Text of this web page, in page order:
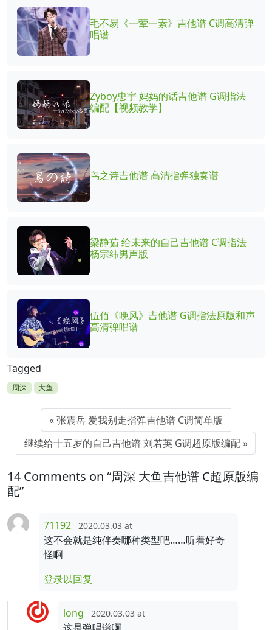
毛不易《一荤一素》吉他谱 C调高清弹
唱谱
Zyboy忠宇 妈妈的话吉他谱 G调指法
编配【视频教学】
鸟之诗吉他谱 高清指弹独奏谱
梁静茹 给未来的自己吉他谱 C调指法
杨宗纬男声版
伍佰《晚风》吉他谱 G调指法原版和声
高清弹唱谱
Tagged
周深 大鱼
张震岳 爱我别走指弹吉他谱 C调简单版
继续给十五岁的自己吉他谱 刘若英 G调超原版编配
14 Comments on “周深 大鱼吉他谱 C超原版编
配”
71192 2020.03.03 at
这不会就是纯伴奏哪种类型吧……听着好奇
怪啊
登录以回复
long 2020.03.03 at